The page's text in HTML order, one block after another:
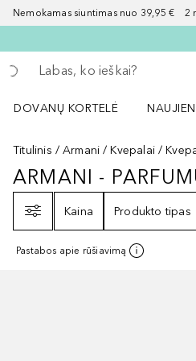
Nemokamas siuntimas nuo 39,95 €
Grįžk atgal
Vykdykite paiešką
DOVANŲ KORTELĖ
Titulinis
Armani Kvepalai
ARMANI -
ARMANI -
Kaina
Produkto tipas
Pastabos apie rūšiavimą